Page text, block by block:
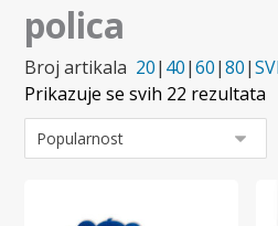
polica
Broj artikala 20| 40|60|80|SVI
Prikazuje se svih 22 rezultata